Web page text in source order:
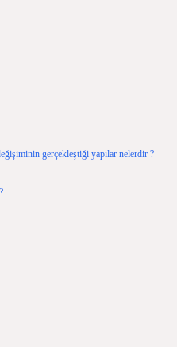
gerçekleştiği yapılar nelerdir ?